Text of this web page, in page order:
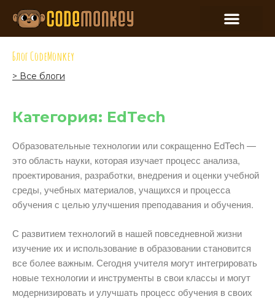
Блог CodeMonkey
> Все блоги
Категория: EdTech
Образовательные технологии или сокращенно EdTech —
это область науки, которая изучает процесс анализа,
проектирования, разработки, внедрения и оценки учебной
среды, учебных материалов, учащихся и процесса
обучения с целью улучшения преподавания и обучения.
С развитием технологий в нашей повседневной жизни
изучение их и использование в образовании становится
все более важным. Сегодня учителя могут интегрировать
новые технологии и инструменты в свои классы и могут
модернизировать и улучшать процесс обучения в своих